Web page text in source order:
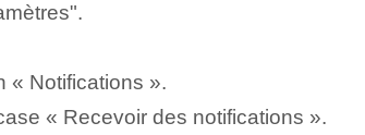
« Notifications ».
« Recevoir des notifications ».